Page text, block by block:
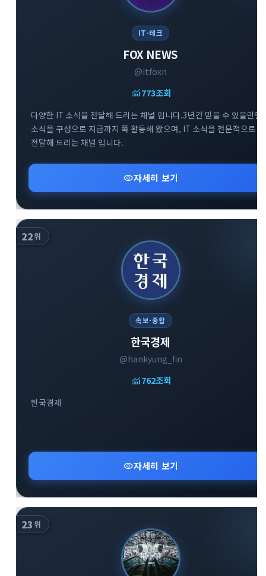
IT·테크
FOX NEWS
@itfoxn
monitoring773조회
다양한 IT 소식을 전달해 드리는 채널 입니다.3년간 믿을 수 있을만한
소식을 구성으로 지금까지 쭉 활동해 왔으며, IT 소식을 전문적으로
전달해 드리는 채널 입니다.
visibility자세히 보기
22위
속보·종합
한국경제
@hankyung_fin
monitoring762조회
한국경제
visibility자세히 보기
23 위
채널·봇 지갑·미니앱 소식·FAQ
Home 바로가기